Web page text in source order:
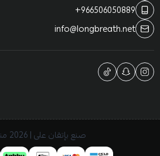
+966506050889
info@longbreath.net
صنع بإتقان على | 2026